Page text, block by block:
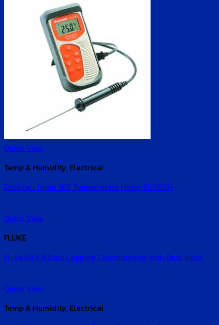
Quick View
Temp & Humidity, Electrical
EcoScan Temp JKT Temperature Meter EUTECH
Quick View
FLUKE
Fluke 54 II B Data Logging Thermometer with Dual Input
Quick View
Temp & Humidity, Electrical